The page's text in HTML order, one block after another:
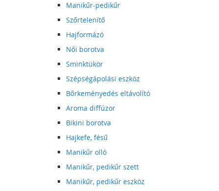
Manikűr-pedikűr
Szőrtelenítő
Hajformázó
Női borotva
Sminktükör
Szépségápolási eszköz
Bőrkeményedés eltávolító
Aroma diffúzor
Bikini borotva
Hajkefe, fésű
Manikűr olló
Manikűr, pedikűr szett
Manikűr, pedikűr eszköz